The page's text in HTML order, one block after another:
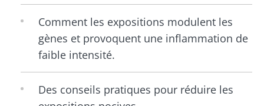
Comment les expositions modulent les
gènes et provoquent une inflammation de
faible intensité.
Des conseils pratiques pour réduire les